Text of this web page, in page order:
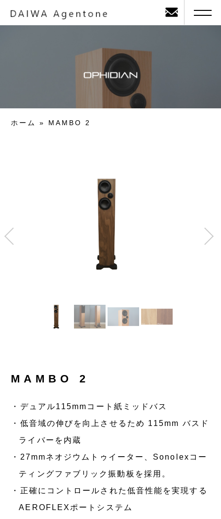
ホーム » MAMBO 2
MAMBO 2
デュアル115mmコート紙ミッドバス
低音域の伸びを向上させるため 115mm バスド
ライバーを内蔵
27mmネオジウムトゥイーター、Sonolexコー
ティングファブリック振動板を採用。
正確にコントロールされた低音性能を実現する
AEROFLEXポートシステム